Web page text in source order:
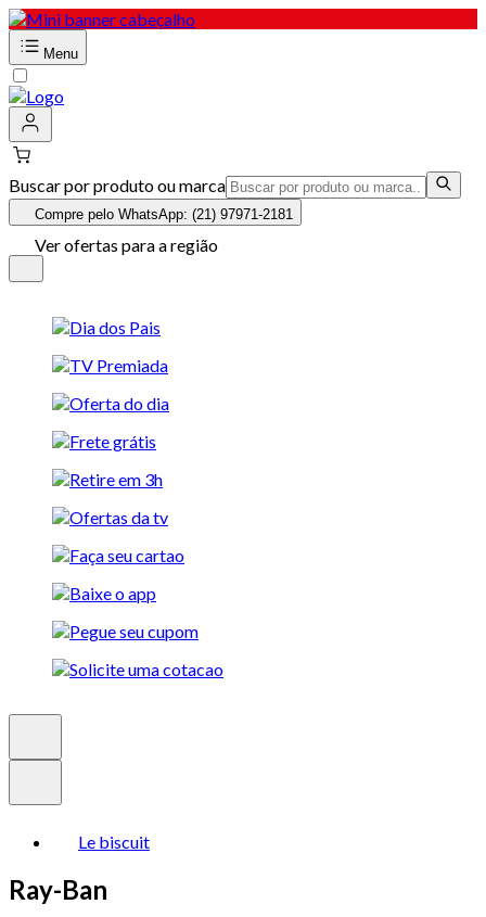
Menu
Buscar por produto ou marca
Compre pelo WhatsApp: (21) 97971-2181
Ver ofertas para a região
Le biscuit
Ray-Ban